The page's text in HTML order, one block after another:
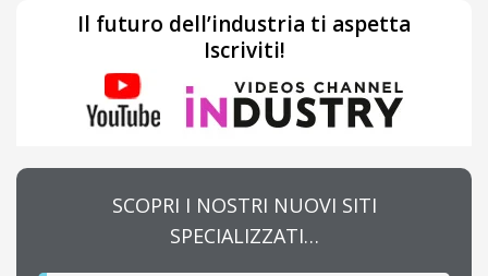
Il futuro dell’industria ti aspetta
Iscriviti!
SCOPRI I NOSTRI NUOVI SITI
SPECIALIZZATI…